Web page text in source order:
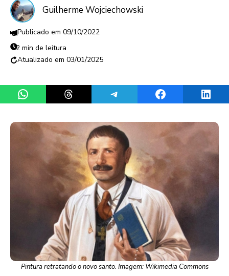
Guilherme Wojciechowski
09/10/2022
2 min de leitura
03/01/2025
Share on WhatsAppShare on ThreadsShare on TelegramShare on Facebook
Pintura retratando o novo santo. Imagem: Wikimedia Commons